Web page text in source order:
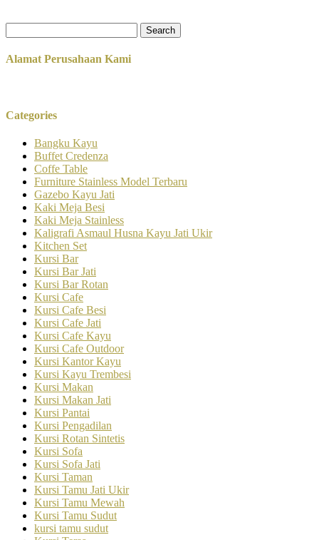
for:
Alamat Perusahaan Kami
Categories
Bangku Kayu
Buffet Credenza
Coffe Table
Furniture Stainless Model Terbaru
Gazebo Kayu Jati
Kaki Meja Besi
Kaki Meja Stainless
Kaligrafi Asmaul Husna Kayu Jati Ukir
Kitchen Set
Kursi Bar
Kursi Bar Jati
Kursi Bar Rotan
Kursi Cafe
Kursi Cafe Besi
Kursi Cafe Jati
Kursi Cafe Kayu
Kursi Cafe Outdoor
Kursi Kantor Kayu
Kursi Kayu Trembesi
Kursi Makan
Kursi Makan Jati
Kursi Pantai
Kursi Pengadilan
Kursi Rotan Sintetis
Kursi Sofa
Kursi Sofa Jati
Kursi Taman
Kursi Tamu Jati Ukir
Kursi Tamu Mewah
Kursi Tamu Sudut
kursi tamu sudut